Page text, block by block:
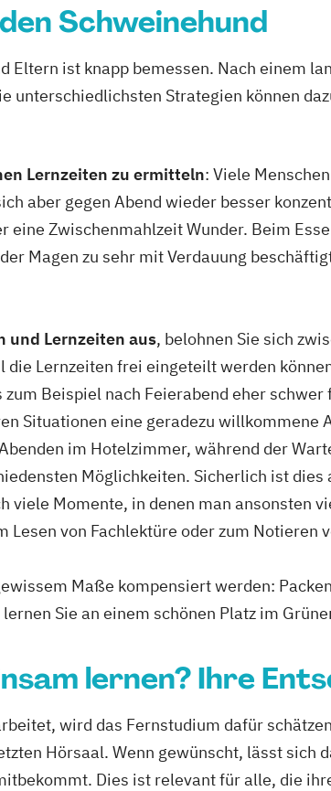
Schweinehund
Eltern ist knapp bemessen. Nach einem
unterschiedlichsten Strategien können
Lernzeiten zu ermitteln: Viele
aber gegen Abend wieder besser
eine Zwischenmahlzeit Wunder. Beim
Magen zu sehr mit Verdauung
und Lernzeiten aus, belohnen Sie sich
Lernzeiten frei eingeteilt werden
zum Beispiel nach Feierabend eher
Situationen eine geradezu willkommene
im Hotelzimmer, während der
Möglichkeiten. Sicherlich ist dies
viele Momente, in denen man ansonsten
Lesen von Fachlektüre oder zum Notieren
Maße kompensiert werden:
Sie an einem schönen Platz im
lernen? Ihre
wird das Fernstudium dafür
Hörsaal. Wenn gewünscht, lässt sich
Dies ist relevant für alle, die